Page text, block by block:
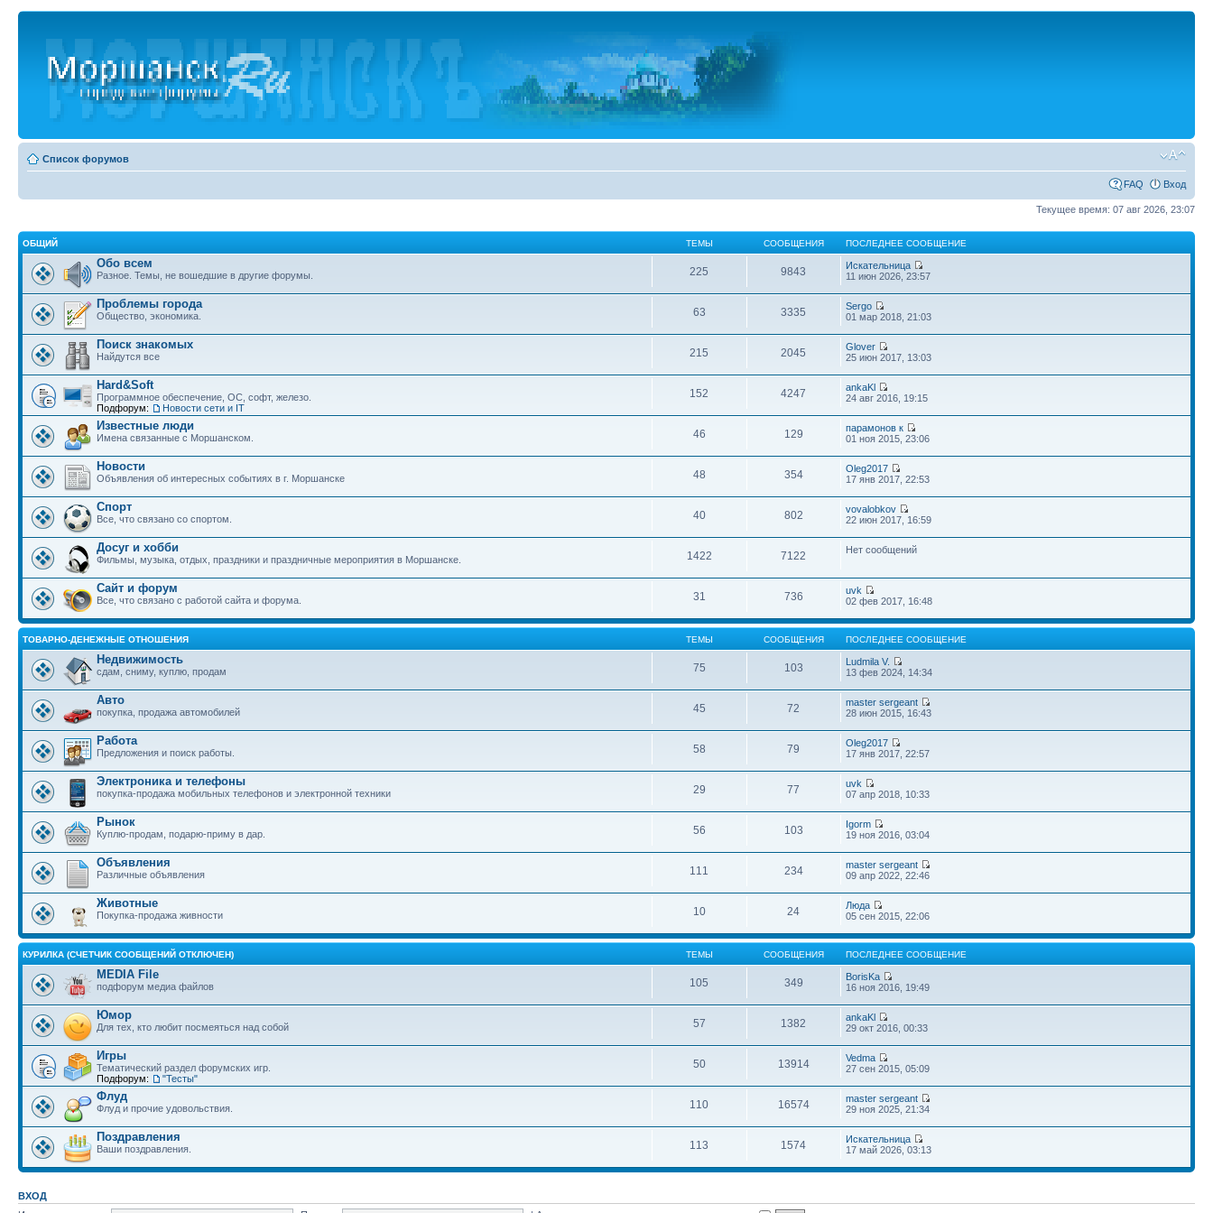
Список форумов
FAQ Вход
Текущее время: 07 авг 2026, 23:07
ОБЩИЙ ТЕМЫ СООБЩЕНИЯ ПОСЛЕДНЕЕ СООБЩЕНИЕ
Обо всем
Разное. Темы, не вошедшие в другие форумы. 225 9843
Искательница
11 июн 2026, 23:57
Проблемы города
Общество, экономика. 63 3335
Sergo
01 мар 2018, 21:03
Поиск знакомых
Найдутся все 215 2045
Glover
25 июн 2017, 13:03
Hard&Soft
Программное обеспечение, ОС, софт, железо.
Подфорум:
Новости сети и IT
152 4247
ankaKl
24 авг 2016, 19:15
Известные люди
Имена связанные с Моршанском. 46 129
парамонов к
01 ноя 2015, 23:06
Новости
Объявления об интересных событиях в г. Моршанске 48 354
Oleg2017
17 янв 2017, 22:53
Спорт
Все, что связано со спортом. 40 802
vovalobkov
22 июн 2017, 16:59
Досуг и хобби
Фильмы, музыка, отдых, праздники и праздничные мероприятия в Моршанске. 1422 7122 Нет сообщений
Сайт и форум
Все, что связано с работой сайта и форума. 31 736
uvk
02 фев 2017, 16:48
ТОВАРНО-ДЕНЕЖНЫЕ ОТНОШЕНИЯ ТЕМЫ СООБЩЕНИЯ ПОСЛЕДНЕЕ СООБЩЕНИЕ
Недвижимость
сдам, сниму, куплю, продам 75 103
Ludmila V.
13 фев 2024, 14:34
Авто
покупка, продажа автомобилей 45 72
master sergeant
28 июн 2015, 16:43
Работа
Предложения и поиск работы. 58 79
Oleg2017
17 янв 2017, 22:57
Электроника и телефоны
покупка-продажа мобильных телефонов и электронной техники 29 77
uvk
07 апр 2018, 10:33
Рынок
Куплю-продам, подарю-приму в дар. 56 103
Igorm
19 ноя 2016, 03:04
Объявления
Различные объявления 111 234
master sergeant
09 апр 2022, 22:46
Животные
Покупка-продажа живности 10 24
Люда
05 сен 2015, 22:06
КУРИЛКА (СЧЕТЧИК СООБЩЕНИЙ ОТКЛЮЧЕН) ТЕМЫ СООБЩЕНИЯ ПОСЛЕДНЕЕ СООБЩЕНИЕ
MEDIA File
подфорум медиа файлов 105 349
BorisKa
16 ноя 2016, 19:49
Юмор
Для тех, кто любит посмеяться над собой 57 1382
ankaKl
29 окт 2016, 00:33
Игры
Тематический раздел форумских игр.
Подфорум:
"Тесты"
50 13914
Vedma
27 сен 2015, 05:09
Флуд
Флуд и прочие удовольствия. 110 16574
master sergeant
29 ноя 2025, 21:34
Поздравления
Ваши поздравления. 113 1574
Искательница
17 май 2026, 03:13
ВХОД